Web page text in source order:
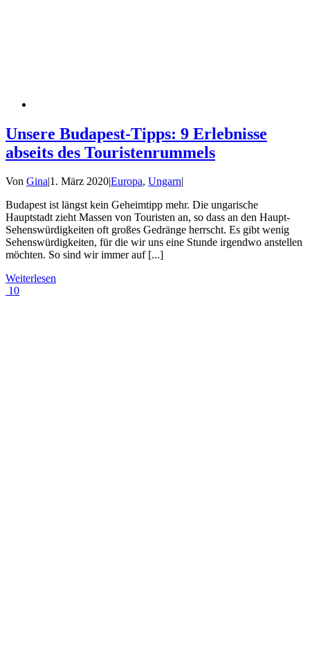
Unsere Budapest-Tipps: 9 Erlebnisse
abseits des Touristenrummels
Von Gina|1. März 2020|Europa, Ungarn|
Budapest ist längst kein Geheimtipp mehr. Die ungarische
Hauptstadt zieht Massen von Touristen an, so dass an den Haupt-
Sehenswürdigkeiten oft großes Gedränge herrscht. Es gibt wenig
Sehenswürdigkeiten, für die wir uns eine Stunde irgendwo anstellen
möchten. So sind wir immer auf [...]
Weiterlesen
10